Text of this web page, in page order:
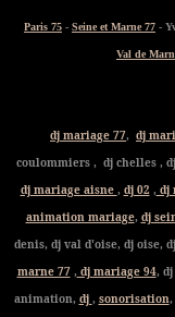
Paris 75 - Seine et Marne 77 -
Val de
dj mariage 77, dj
coulommiers , dj chelles ,
dj mariage aisne , dj 02 ,dj
animation mariage, dj
denis, dj val d'oise, dj oise,
marne 77,dj mariage 94, dj
animation, dj , sonorisation,